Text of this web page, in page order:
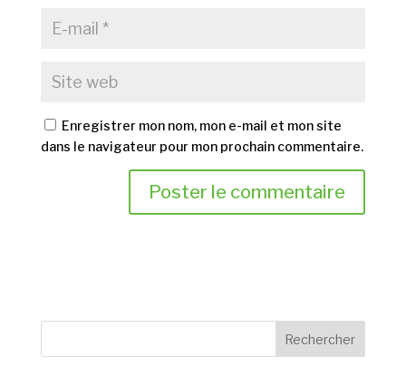
Enregistrer mon nom, mon e-mail et mon site
dans le navigateur pour mon prochain commentaire.